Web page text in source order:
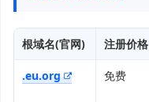
根域名(官网) 注册价格
.eu.org 免费